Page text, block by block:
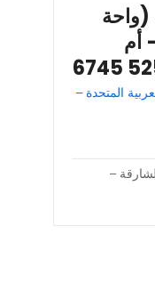
(واحة
أم
المتحدة –
– الشارقة –